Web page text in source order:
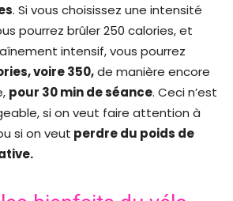
. Si vous choisissez une intensité
pourrez brûler 250 calories, et
intensif, vous pourrez
voire 350,de manière encore
pour 30 min de séance. Ceci n’est
si on veut faire attention à
si on veut perdre du poids de